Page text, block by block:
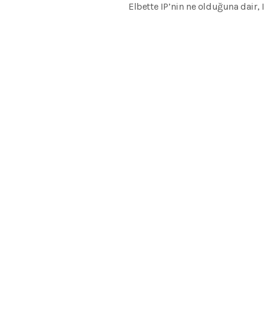
Elbette IP’nin ne olduğuna